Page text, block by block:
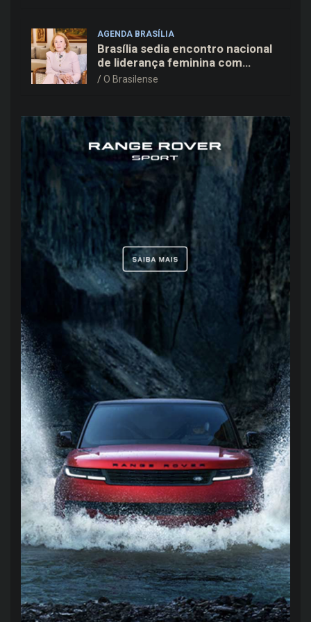
AGENDA BRASÍLIA
Brasília sedia encontro nacional
de liderança feminina com
Janete Vaz, Carla Fonseca e
O Brasilense